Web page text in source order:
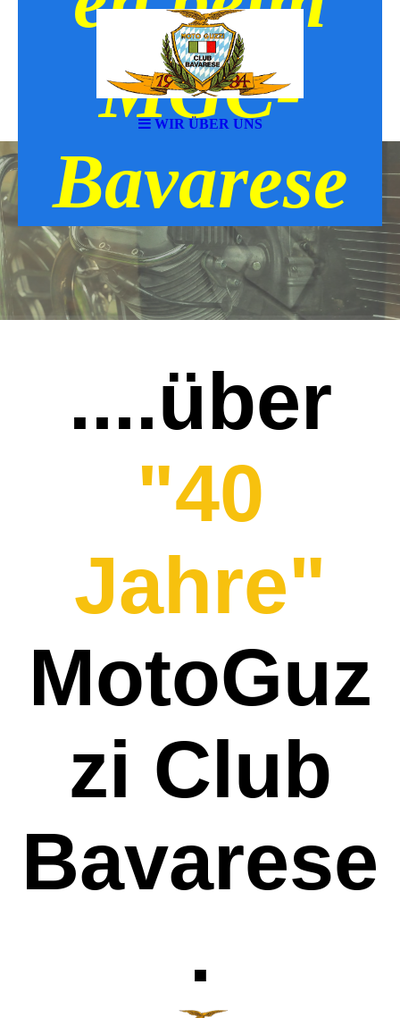
WIR ÜBER UNS
MGC-
Bavarese
....über
"40
Jahre"
MotoGuz
zi Club
Bavarese
.